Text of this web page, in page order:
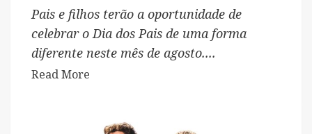
vez
mais
longeva
Pais e filhos terão a oportunidade de
celebrar o Dia dos Pais de uma forma
diferente neste mês de agosto....
Read More
School